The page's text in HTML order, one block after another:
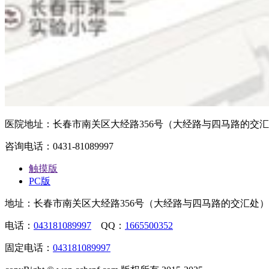
医院地址：长春市南关区大经路356号（大经路与四马路的交
咨询电话：0431-81089997
触摸版
PC版
地址：长春市南关区大经路356号（大经路与四马路的交汇处）
电话： 043181089997 QQ： 1665500352
固定电话： 043181089997